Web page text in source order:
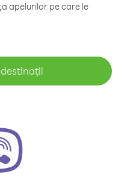
apelurilor pe care le